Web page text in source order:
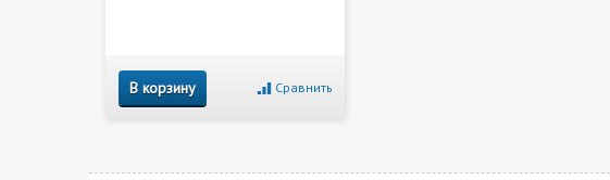
В корзину Сравнить